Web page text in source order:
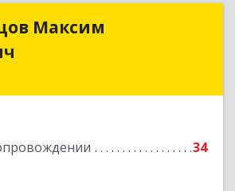
Максим
34
ИП Жеребцов Максим
Подробнее